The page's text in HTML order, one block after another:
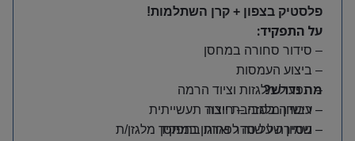
פלסטיק בצפון + קרן השתלמות!
על התפקיד:
– סידור סחורה במחסן
– ביצוע העמסות
– תפעול מלגזות וציוד הרמה
– עבודה בסביבת ייצור תעשייתית
– שמירה על סדר וארגון במחסן
מה נדרש?
– רישיון מלגזה – חובה
– ניסיון של שנה לפחות בתפקיד מלגזן/ת